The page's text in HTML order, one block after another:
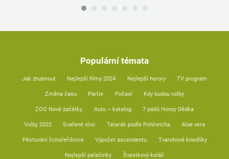
Populární témata
Jak zhubnout Nejlepší filmy 2024 Nejlepší horory TV program
Změna času Partie Počasí Kdy budou volby
ZOO Nové začátky Auto – katalog 7 pádů Honzy Dědka
Volby 2025 Svařené víno Tatarák podle Pohlreicha Aloe vera
Pěstování lichořeřišnice Výpočet ascendentu Tvarohové knedlíky
Nejlepší palačinky Švestkový koláč